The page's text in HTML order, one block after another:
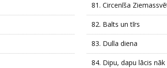
81. Circenīša
82. Balts un tīrs
83. Dulla diena
84. Dipu, dapu lācis nāk